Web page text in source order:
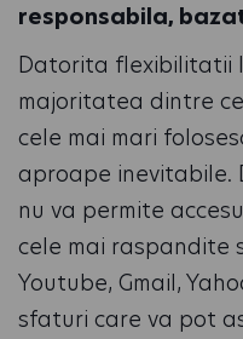
responsabila,
Datorita flexibilitatii
majoritatea dintre
cele mai mari
aproape inevitabile.
nu va permite
cele mai raspandite
Youtube, Gmail,
sfaturi care va pot